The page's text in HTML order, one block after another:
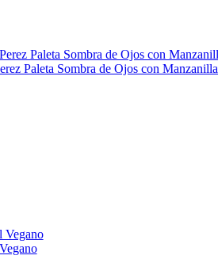
Paleta Sombra de Ojos con Manzanilla